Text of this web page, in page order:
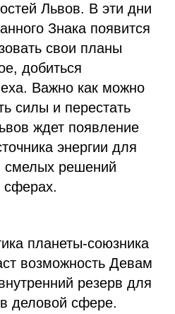
Львов. В эти дни
Знака появится
свои планы
добиться
Важно как можно
силы и перестать
ждет появление
энергии для
смелых решений
сферах.
планеты-союзника
возможность Девам
резерв для
деловой сфере.